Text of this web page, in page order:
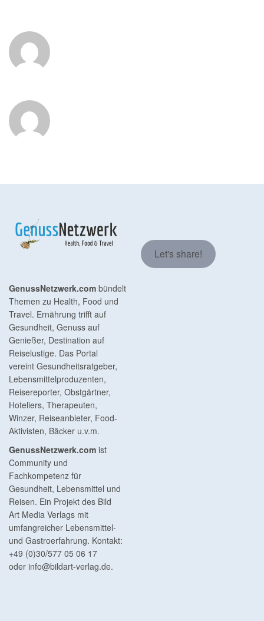
GenussNetzwerk.com bündelt
Themen zu Health, Food und
Travel. Ernährung trifft auf
Gesundheit, Genuss auf
Genießer, Destination auf
Reiselustige. Das Portal
vereint Gesundheitsratgeber,
Lebensmittelproduzenten,
Reisereporter, Obstgärtner,
Hoteliers, Therapeuten,
Winzer, Reiseanbieter, Food-
Aktivisten, Bäcker u.v.m.
GenussNetzwerk.com ist
Community und
Fachkompetenz für
Gesundheit, Lebensmittel und
Reisen. Ein Projekt des Bild
Art Media Verlags mit
umfangreicher Lebensmittel-
und Gastroerfahrung. Kontakt:
+49 (0)30/577 05 06 17
oder info@bildart-verlag.de.
Let's share!